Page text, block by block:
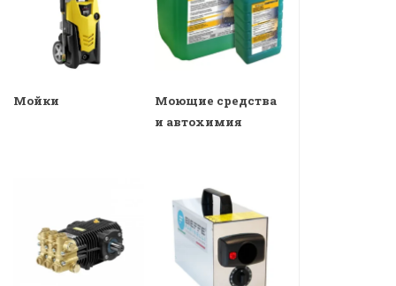
Мойки
Моющие средства
и автохимия